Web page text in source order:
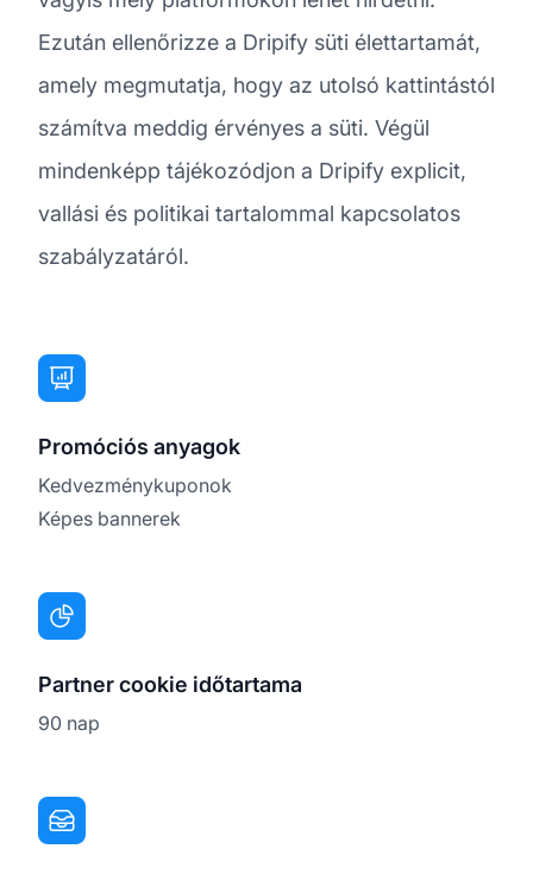
Ezután ellenőrizze a Dripify süti élettartamát,
amely megmutatja, hogy az utolsó kattintástól
számítva meddig érvényes a süti. Végül
mindenképp tájékozódjon a Dripify explicit,
vallási és politikai tartalommal kapcsolatos
szabályzatáról.
Promóciós anyagok
Kedvezménykuponok
Képes bannerek
Partner cookie időtartama
90 nap